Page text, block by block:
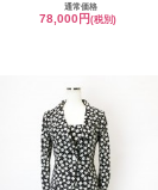
通常価格
78,000円(税別)